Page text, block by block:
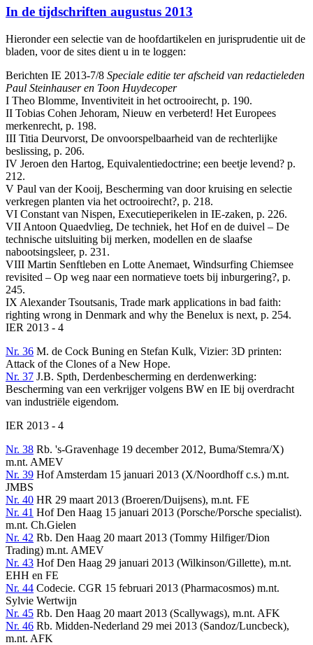
In de tijdschriften augustus 2013
Hieronder een selectie van de hoofdartikelen en jurisprudentie uit de
bladen, voor de sites dient u in te loggen:
Berichten IE 2013-7/8 Speciale editie ter afscheid van redactieleden
Paul Steinhauser en Toon Huydecoper
I Theo Blomme, Inventiviteit in het octrooirecht, p. 190.
II Tobias Cohen Jehoram, Nieuw en verbeterd! Het Europees
merkenrecht, p. 198.
III Titia Deurvorst, De onvoorspelbaarheid van de rechterlijke
beslissing, p. 206.
IV Jeroen den Hartog, Equivalentiedoctrine; een beetje levend? p.
212.
V Paul van der Kooij, Bescherming van door kruising en selectie
verkregen planten via het octrooirecht?, p. 218.
VI Constant van Nispen, Executieperikelen in IE-zaken, p. 226.
VII Antoon Quaedvlieg, De techniek, het Hof en de duivel – De
technische uitsluiting bij merken, modellen en de slaafse
nabootsingsleer, p. 231.
VIII Martin Senftleben en Lotte Anemaet, Windsurfing Chiemsee
revisited – Op weg naar een normatieve toets bij inburgering?, p.
245.
IX Alexander Tsoutsanis, Trade mark applications in bad faith:
righting wrong in Denmark and why the Benelux is next, p. 254.
IER 2013 - 4
Nr. 36 M. de Cock Buning en Stefan Kulk, Vizier: 3D printen:
Attack of the Clones of a New Hope.
Nr. 37 J.B. Spth, Derdenbescherming en derdenwerking:
Bescherming van een verkrijger volgens BW en IE bij overdracht
van industriële eigendom.
IER 2013 - 4
Nr. 38 Rb. 's-Gravenhage 19 december 2012, Buma/Stemra/X)
m.nt. AMEV
Nr. 39 Hof Amsterdam 15 januari 2013 (X/Noordhoff c.s.) m.nt.
JMBS
Nr. 40 HR 29 maart 2013 (Broeren/Duijsens), m.nt. FE
Nr. 41 Hof Den Haag 15 januari 2013 (Porsche/Porsche specialist).
m.nt. Ch.Gielen
Nr. 42 Rb. Den Haag 20 maart 2013 (Tommy Hilfiger/Dion
Trading) m.nt. AMEV
Nr. 43 Hof Den Haag 29 januari 2013 (Wilkinson/Gillette), m.nt.
EHH en FE
Nr. 44 Codecie. CGR 15 februari 2013 (Pharmacosmos) m.nt.
Sylvie Wertwijn
Nr. 45 Rb. Den Haag 20 maart 2013 (Scallywags), m.nt. AFK
Nr. 46 Rb. Midden-Nederland 29 mei 2013 (Sandoz/Luncbeck),
m.nt. AFK